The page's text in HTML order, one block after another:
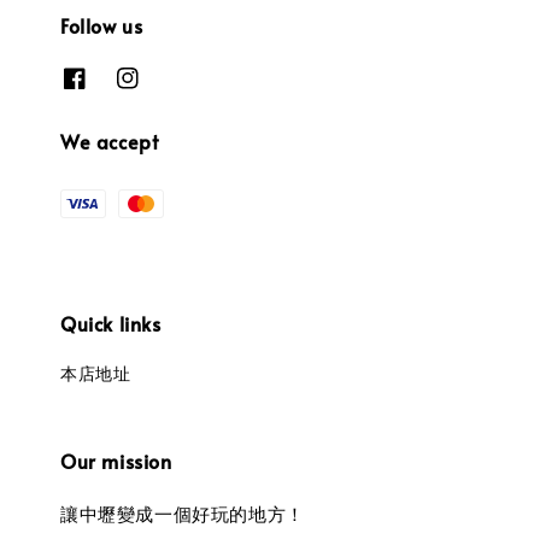
Follow us
We accept
Quick links
本店地址
Our mission
讓中壢變成一個好玩的地方！